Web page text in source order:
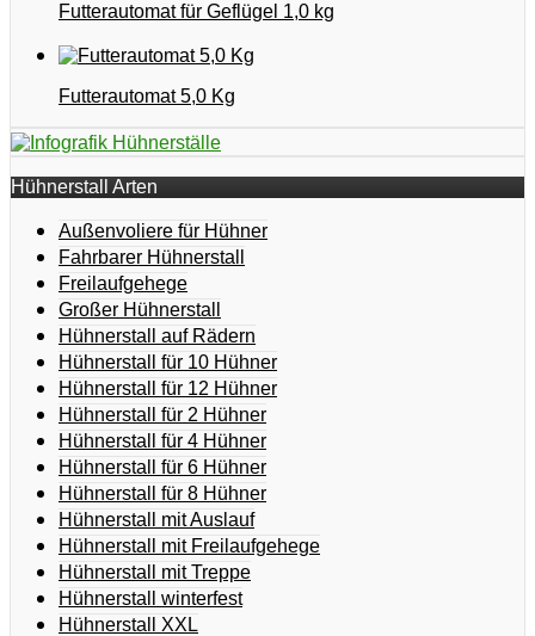
Futterautomat für Geflügel 1,0 kg
Futterautomat 5,0 Kg
Hühnerstall Arten
Außenvoliere für Hühner
Fahrbarer Hühnerstall
Freilaufgehege
Großer Hühnerstall
Hühnerstall auf Rädern
Hühnerstall für 10 Hühner
Hühnerstall für 12 Hühner
Hühnerstall für 2 Hühner
Hühnerstall für 4 Hühner
Hühnerstall für 6 Hühner
Hühnerstall für 8 Hühner
Hühnerstall mit Auslauf
Hühnerstall mit Freilaufgehege
Hühnerstall mit Treppe
Hühnerstall winterfest
Hühnerstall XXL